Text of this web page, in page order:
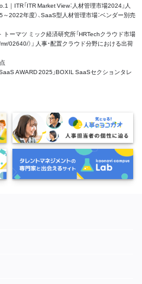
ITR「ITR Market View：人材管理市場2024」人
2022年度）、SaaS型人材管理市場：ベンダー別売
ーマツ ミック経済研究所「HRTechクラウド市場
02640/）」 人事・配置クラウド分野における出荷
AWARD 2025」BOXIL SaaSセクションタレ